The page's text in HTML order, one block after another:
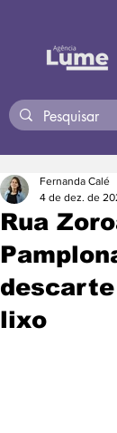
Rua
lixo
Fernanda Calé
4 de dez. de